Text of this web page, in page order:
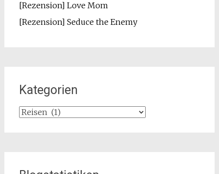
[Rezension] Love Mom
[Rezension] Seduce the Enemy
Kategorien
Kategorien